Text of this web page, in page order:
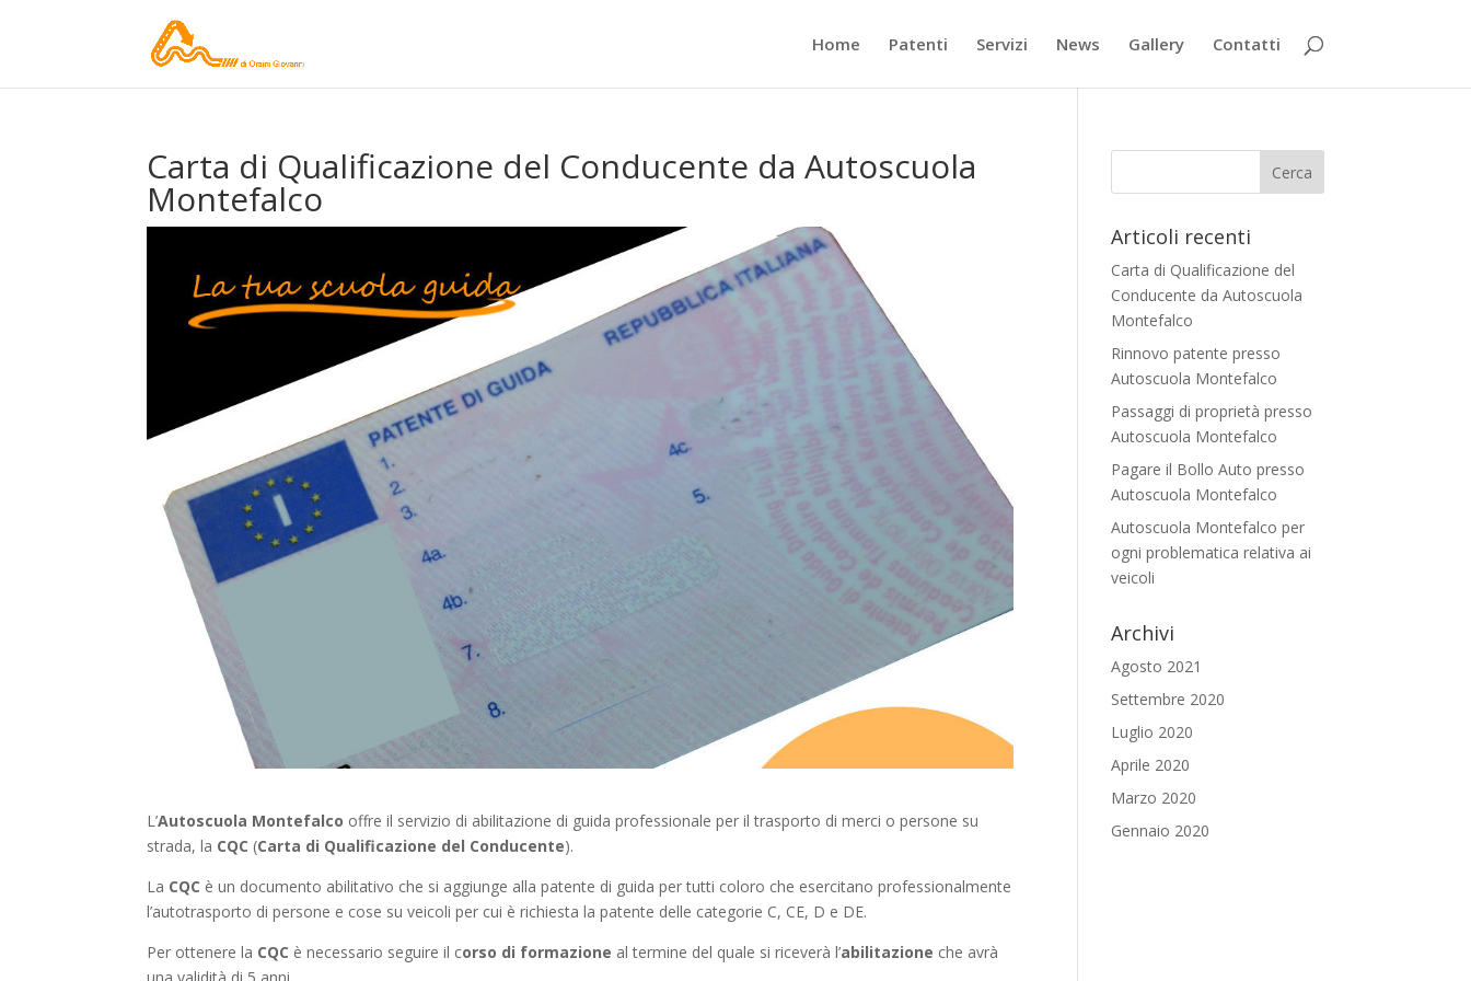
Home Patenti Servizi News Gallery Contatti
Carta di Qualificazione del Conducente da Autoscuola
Montefalco
L’Autoscuola Montefalco offre il servizio di abilitazione di guida professionale per il trasporto di merci o persone su
strada, la CQC (Carta di Qualificazione del Conducente).
La CQC è un documento abilitativo che si aggiunge alla patente di guida per tutti coloro che esercitano professionalmente
l’autotrasporto di persone e cose su veicoli per cui è richiesta la patente delle categorie C, CE, D e DE.
Per ottenere la CQC è necessario seguire il corso di formazione al termine del quale si riceverà l’abilitazione che avrà
Articoli recenti
Carta di Qualificazione del
Conducente da Autoscuola
Montefalco
Rinnovo patente presso
Autoscuola Montefalco
Passaggi di proprietà presso
Autoscuola Montefalco
Pagare il Bollo Auto presso
Autoscuola Montefalco
Autoscuola Montefalco per
ogni problematica relativa ai
veicoli
Archivi
Agosto 2021
Settembre 2020
Luglio 2020
Aprile 2020
Marzo 2020
Gennaio 2020